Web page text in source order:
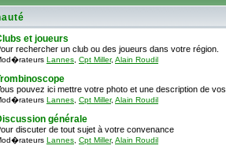
et joueurs
rechercher un club ou des joueurs dans votre région.
Lannes Cpt Miller, Alain Roudil
pouvez ici mettre votre photo et une description de
Lannes Cpt Miller, Alain Roudil
générale
discuter de tout sujet à votre convenance
Lannes Cpt Miller, Alain Roudil